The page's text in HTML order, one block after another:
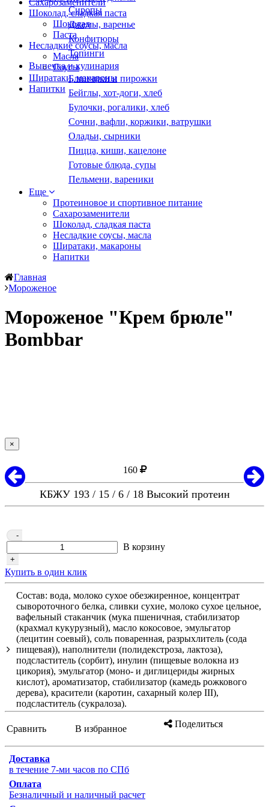
Сахарозаменители
Шоколад, сладкая паста
Шоколад
Паста
Несладкие соусы, масла
Масла
Соусы
Ширатаки, макароны
Напитки
Сиропы
Джемы, варенье
Конфитюры
Топинги
Выпечка и кулинария
Блинчики и пирожки
Бейглы, хот-доги, хлеб
Булочки, рогалики, хлеб
Сочни, вафли, коржики, ватрушки
Оладьи, сырники
Пицца, киши, кацелоне
Готовые блюда, супы
Пельмени, вареники
Еще
Протеиновое и спортивное питание
Сахарозаменители
Шоколад, сладкая паста
Несладкие соусы, масла
Ширатаки, макароны
Напитки
Главная
Мороженое
Мороженое "Крем брюле"
Bombbar
×
160
КБЖУ 193 / 15 / 6 / 18 Высокий протеин
-
+
В корзину
Купить в один клик
Состав: вода, молоко сухое обезжиренное, концентрат
сывороточного белка, сливки сухие, молоко сухое цельное,
вафельный стаканчик (мука пшеничная, стабилизатор
(крахмал кукурузный), масло кокосовое, эмульгатор
(лецитин соевый), соль поваренная, разрыхлитель (сода
пищевая)), наполнители (полидекстроза, лактоза),
подсластитель (сорбит), инулин (пищевые волокна из
цикория), эмульгатор (моно- и диглицериды жирных
кислот), ароматизатор, стабилизатор (камедь рожкового
дерева), красители (каротин, сахарный колер III),
подсластитель (сукралоза).
Сравнить В избранное Поделиться
Доставка
в течение 7-ми часов по СПб
Оплата
Безналичный и наличный расчет